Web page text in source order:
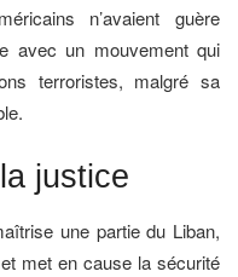
n’avaient guère
avec un mouvement qui
terroristes, malgré sa
justice
une partie du Liban,
met en cause la sécurité